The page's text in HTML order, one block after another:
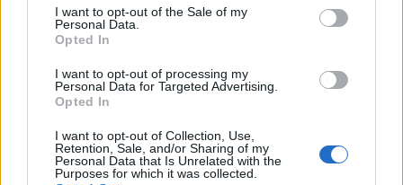
I want to opt-out of the Sale of my
Personal Data.
Opted In
I want to opt-out of processing my
Personal Data for Targeted Advertising.
Opted In
I want to opt-out of Collection, Use,
Retention, Sale, and/or Sharing of my
Personal Data that Is Unrelated with the
Purposes for which it was collected.
Έτσι, καταναλώνοντας σε μικρές ποσότητες τις
σαρακοστιανές λιχουδιές μπορούμε να
παχύνουμε. Τέλος, το έθιμο του χαρταετού
αποτελεί ιδανική ευκαιρία να τρέξουμε και να
αντισταθμίσουμε τις διατροφικές ατασθαλίες
της μέρας! Καλή σαρακοστή!